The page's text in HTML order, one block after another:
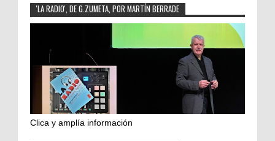
'LA RADIO', DE G.ZUMETA, POR MARTÍN BERRADE
Clica y amplía información